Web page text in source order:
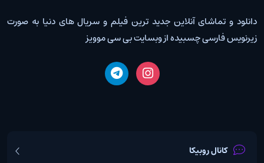
دانلود و تماشای آنلاین جدید ترین فیلم و سریال های دنیا به صورت
زیرنویس فارسی چسبیده از وبسایت بی سی موویز
کانال روبیکا